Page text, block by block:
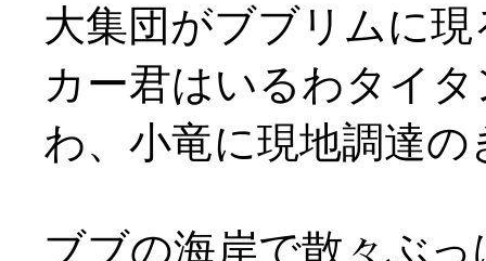
大集団がブブリムに現
カー君はいるわタイ
わ、小竜に現地調達
ブブの海岸で散々ぶ